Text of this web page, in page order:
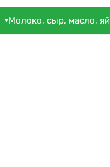
Молоко, сыр, масло,